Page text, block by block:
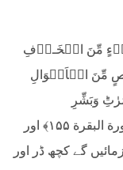
مِّنَ الۡخَـوۡفِ
مِّنَ الۡاَمۡوَالِ
وَبَشِّرِ
الصّٰبِرِيۡنَۙ‏ ﴿سورة البقرة ۱۵۵﴾ اور
گے کچھ ڈر اور